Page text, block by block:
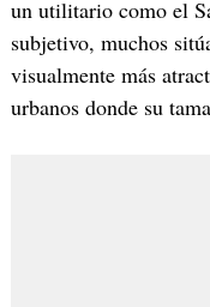
un utilitario como el
subjetivo, muchos
visualmente más
urbanos donde su